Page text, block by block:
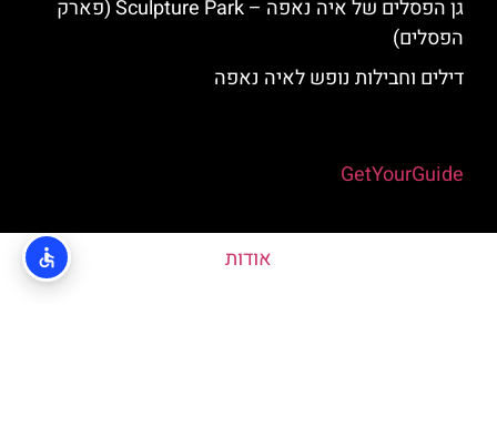
גן הפסלים של איה נאפה – Sculpture Park (פארק
הפסלים)
דילים וחבילות נופש לאיה נאפה
GetYourGuide
אודות